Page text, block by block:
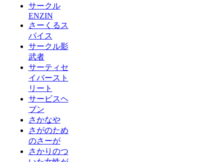
サークル
ENZIN
さーくるス
パイス
サークル影
武者
サーティセ
イバースト
リート
サービスヘ
ブン
さかなや
さがのため
のさーが
さかりのつ